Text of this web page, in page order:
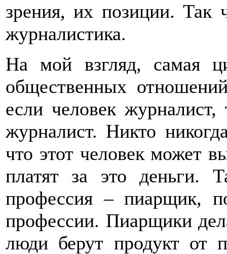
зрения, их позиции. Так
журналистика.
На мой взгляд, самая
общественных
если человек
журналист. Никто
что этот человек может
платят за это деньги.
профессия – пиарщик,
профессии. Пиарщики
люди берут продукт от